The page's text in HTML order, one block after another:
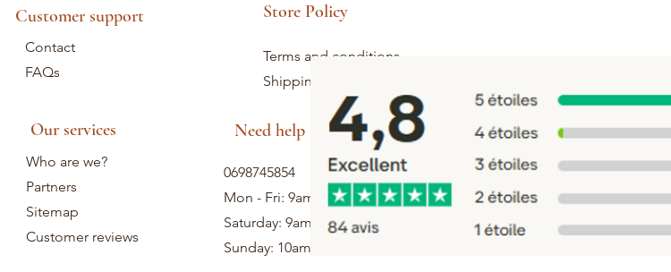
Store Policy
Terms and conditions
Shipping and returns
Need help
0698745854
Mon - Fri: 9am - 5pm
Saturday: 9am - 1pm
Sunday: 10am - 12pm
Who are we?
Partners
Sitemap
Customer reviews
Our services
Contact
FAQs
Customer support